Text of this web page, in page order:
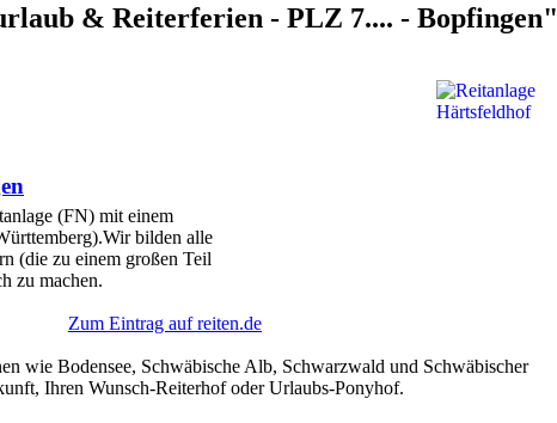
& Reiterferien - PLZ 7.... - Bopfingen"
(FN) mit einem
bilden alle
(die zu einem großen Teil
zu machen.
Zum Eintrag auf reiten.de
wie Bodensee, Schwäbische Alb, Schwarzwald und Schwäbischer
Ihren Wunsch-Reiterhof oder Urlaubs-Ponyhof.